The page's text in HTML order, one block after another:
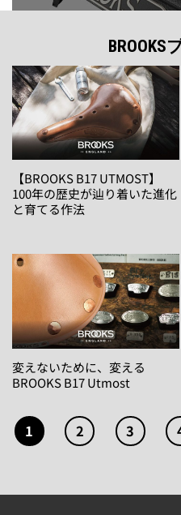
BROOKS
【BROOKS B17 UTMOST】
100年の歴史が辿り着いた進化
と育てる作法
変えないために、変える
BROOKS B17 Utmost
1 2 3